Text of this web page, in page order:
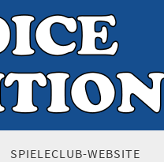
SPIELECLUB-WEBSITE